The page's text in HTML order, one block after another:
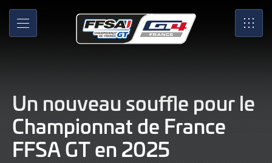
Skip
Main
MENU SRO
Un nouveau souffle pour le
Championnat de France
FFSA GT en 2025